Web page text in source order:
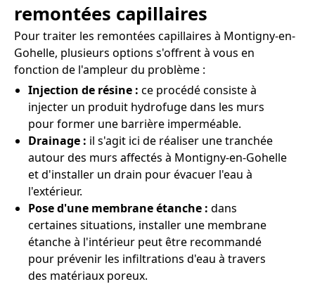
remontées capillaires
Pour traiter les remontées capillaires à Montigny-en-
Gohelle, plusieurs options s'offrent à vous en
fonction de l'ampleur du problème :
Injection de résine : ce procédé consiste à
injecter un produit hydrofuge dans les murs
pour former une barrière imperméable.
Drainage : il s'agit ici de réaliser une tranchée
autour des murs affectés à Montigny-en-Gohelle
et d'installer un drain pour évacuer l'eau à
l'extérieur.
Pose d'une membrane étanche : dans
certaines situations, installer une membrane
étanche à l'intérieur peut être recommandé
pour prévenir les infiltrations d'eau à travers
des matériaux poreux.